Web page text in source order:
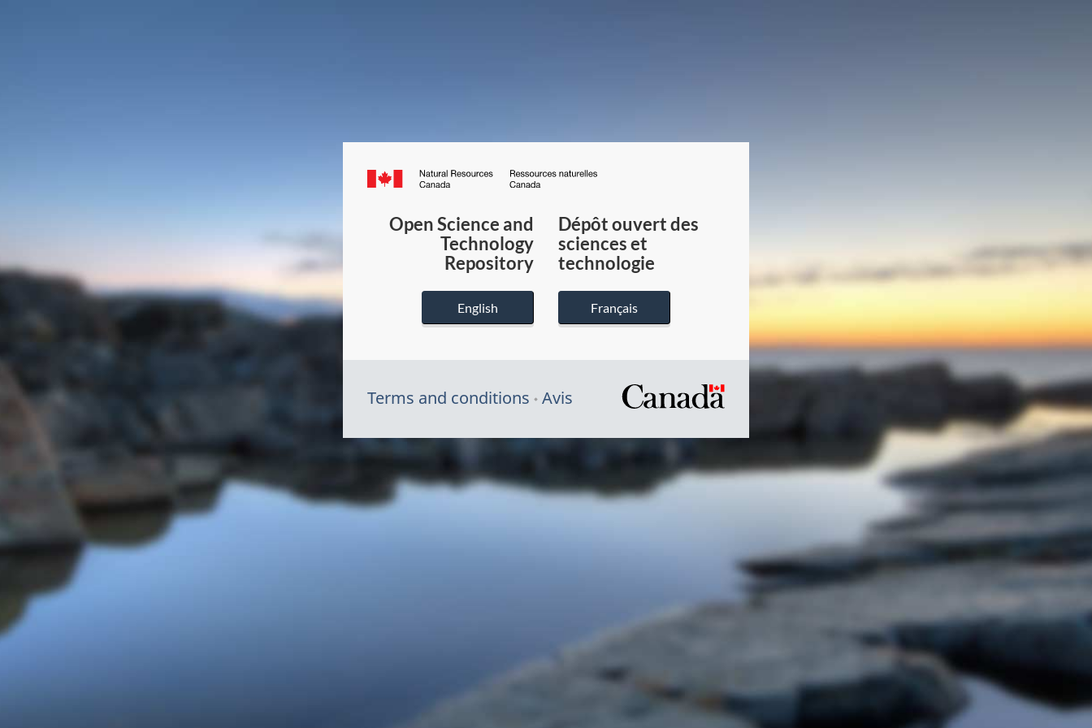
Canada.ca
du
Canada
Open Science and
Technology
Repository
English
Dépôt ouvert des
sciences et
technologie
Français
Terms and conditions Avis
/
Symbole
gouvernement